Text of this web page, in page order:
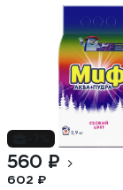
560 ₽
602 ₽